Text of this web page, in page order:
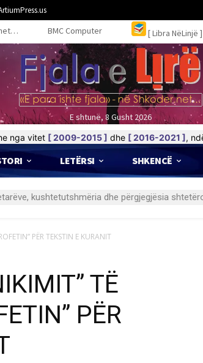
BMC Computer [ Libra NëLinjë ]
E shtunë, 8 Gusht 2026
nga vitet [ 2009-2015 ] dhe [ 2016-2021 ],
LETËRSI SHKENCË
PËR TEKSTIN E KURANIT
TË
PËR